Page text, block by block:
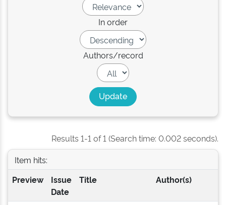
In order
Authors/record
Results 1-1 of 1 (Search time: 0.002 seconds).
Item hits:
Preview
Issue
Date
Title Author(s)